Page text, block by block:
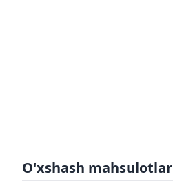
O'xshash mahsulotlar